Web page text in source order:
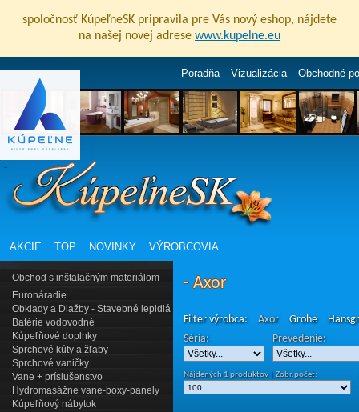
spoločnosť KúpeľneSK pripravila pre Vás nový eshop, nájdete
na našej novej adrese www.kupelne.eu
Poradňa Vizualizácia Obchodné
AKCIE TOP NOVINKY VÝROBCOVIA
Obchod s inštalačným materiálom
Euronáradie
Obklady a Dlažby - Stavebné lepidlá
Batérie vodovodné
Kúpeľňové doplnky
Sprchové kúty a žľaby
Sprchové vaničky
Vane + príslušenstvo
Hydromasážne vane-boxy-panely
Kúpeľňový nábytok
- Axor
Filter výrobca: Axor Grohe
Séria:
Prevedenie:
Nájdených 1 produktov | Zobr.počet: